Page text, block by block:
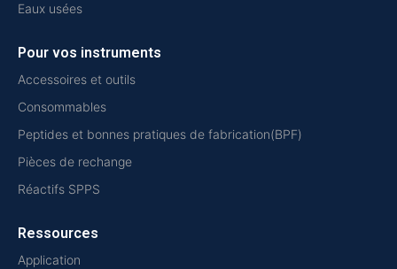
Eaux usées
Pour vos instruments
Accessoires et outils
Consommables
Peptides et bonnes pratiques de fabrication(BPF)
Pièces de rechange
Réactifs SPPS
Ressources
Application